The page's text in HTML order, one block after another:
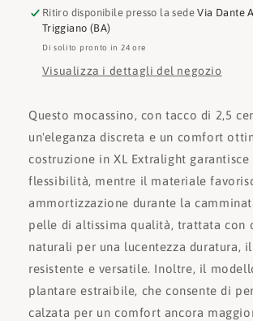
Ritiro disponibile presso la sedeVia Dante
Triggiano (BA)
Di solito pronto in 24 ore
Visualizza i dettagli del negozio
Questo mocassino, con tacco di 2,5
un'eleganza discreta e un comfort
costruzione in XL Extralight garantisce
flessibilità, mentre il materiale
ammortizzazione durante la
pelle di altissima qualità, trattata con
naturali per una lucentezza duratura,
resistente e versatile. Inoltre, il
plantare estraibile, che consente di
calzata per un comfort ancora